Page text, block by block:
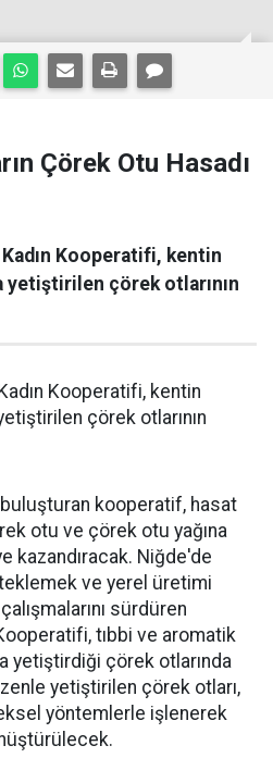
Çörek Otu Hasadı
Kooperatifi, kentin
yetiştirilen çörek otlarının
Kooperatifi, kentin
çörek otlarının
kooperatif, hasat
otu ve çörek otu yağına
kazandıracak. Niğde'de
ve yerel üretimi
sürdüren
tıbbi ve aromatik
yetiştirdiği çörek otlarında
yetiştirilen çörek otları,
yöntemlerle işlenerek